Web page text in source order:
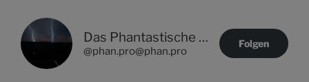
Das Phantastische Projekt - PHAN.PRO
@phan.pro@phan.pro
Folgen